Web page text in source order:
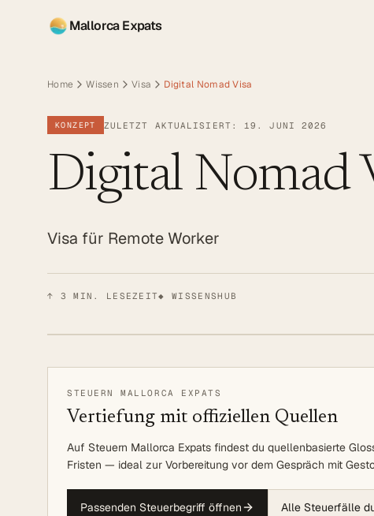
Mallorca Expats
Home Wissen Visa Digital Nomad Visa
KONZEPT ZULETZT AKTUALISIERT: 19. JUNI 2026
Digital Nomad
Visa für Remote Worker
↑ 3 MIN. LESEZEIT◆ WISSENSHUB
STEUERN MALLORCA EXPATS
Vertiefung mit offiziellen Quellen
Auf Steuern Mallorca Expats findest du quellenbasierte
Fristen — ideal zur Vorbereitung vor dem Gespräch mit
Passenden Steuerbegriff öffnen Alle Steuerfälle